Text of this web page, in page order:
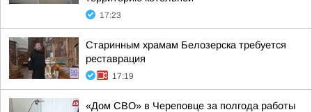
17:23
Старинным храмам Белозерска требуется
реставрация
17:19
«Дом СВО» в Череповце за полгода работы